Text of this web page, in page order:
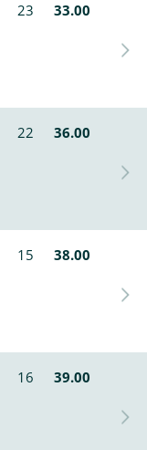
23 33.00
22 36.00
15 38.00
16 39.00